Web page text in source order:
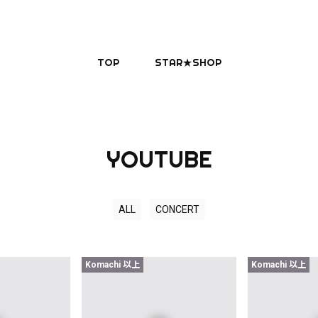
TOP STAR★SHOP
YOUTUBE
ALL CONCERT
Komachi 以上 Komachi 以上